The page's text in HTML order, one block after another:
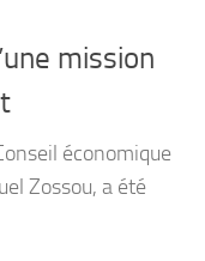
mission
économique
Zossou, a été